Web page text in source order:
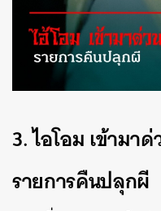
3.ไอโอม เข้ามา
รายการคืนปลุกผี